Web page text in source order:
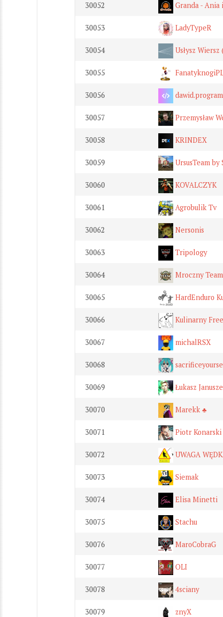
30052 Granda - Ania
30053 LadyTypeR
30054 Usłysz
30055
30056
30057 Przemysław
30058 KRINDEX
30059 UrsusTeam by
30060 KOVALCZYK
30061 Agrobulik Tv
30062 Nersonis
30063 Tripology
30064 Mroczny Team
30065 HardEnduro
30066 Kulinarny
30067 michalRSX
30068
30069 Łukasz
30070 Marekk ♣
30071 Piotr Konarski
30072 UWAGA
30073 Siemak
30074 Elisa Minetti
30075 Stachu
30076 MaroCobraG
30077 OLI
30078 4sciany
30079 znyX